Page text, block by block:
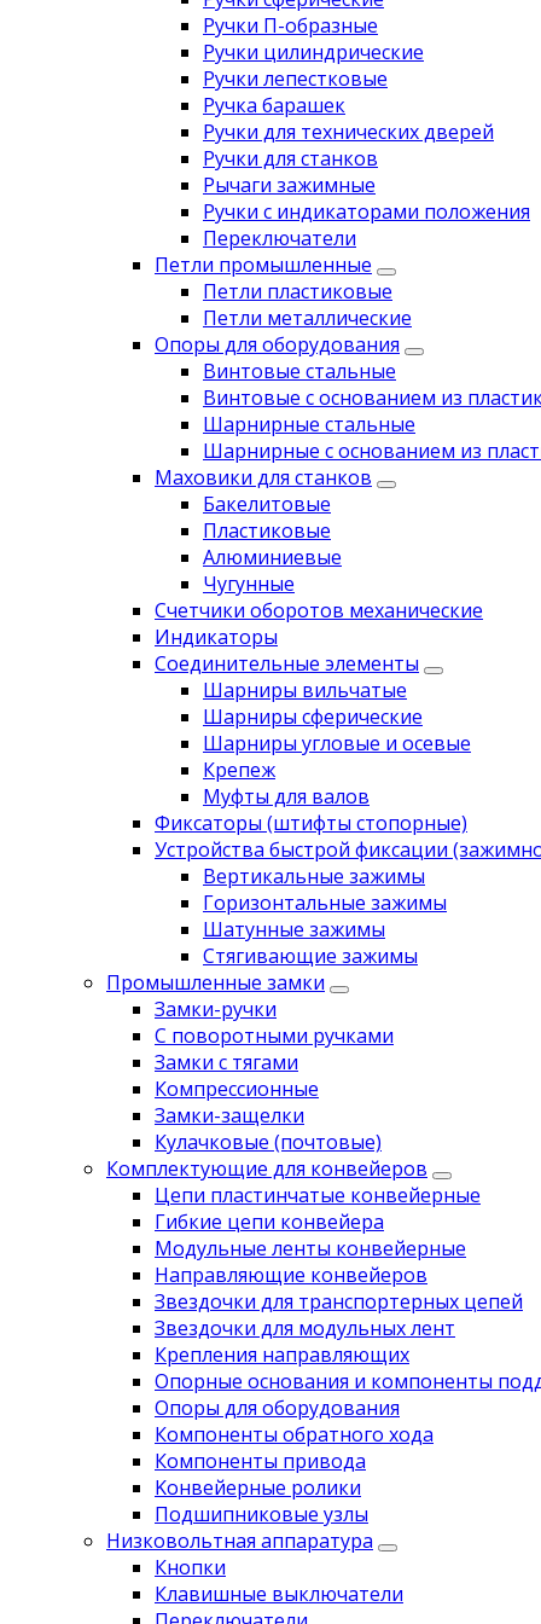
Ручки П-образные
Ручки цилиндрические
Ручки лепестковые
Ручка барашек
Ручки для технических дверей
Ручки для станков
Рычаги зажимные
Ручки с индикаторами положения
Переключатели
Петли промышленные
Петли пластиковые
Петли металлические
Опоры для оборудования
Винтовые стальные
Винтовые с основанием из
Шарнирные стальные
Шарнирные с основанием из
Маховики для станков
Бакелитовые
Пластиковые
Алюминиевые
Чугунные
Счетчики оборотов механические
Индикаторы
Соединительные элементы
Шарниры вильчатые
Шарниры сферические
Шарниры угловые и осевые
Крепеж
Муфты для валов
Фиксаторы (штифты стопорные)
Устройства быстрой фиксации
Вертикальные зажимы
Горизонтальные зажимы
Шатунные зажимы
Стягивающие зажимы
Промышленные замки
Замки-ручки
С поворотными ручками
Замки с тягами
Компрессионные
Замки-защелки
Кулачковые (почтовые)
Комплектующие для конвейеров
Цепи пластинчатые конвейерные
Гибкие цепи конвейера
Модульные ленты конвейерные
Направляющие конвейеров
Звездочки для транспортерных цепей
Звездочки для модульных лент
Крепления направляющих
Опорные основания и компоненты
Опоры для оборудования
Компоненты обратного хода
Компоненты привода
Koнвейерныe pолики
Подшипниковые узлы
Низковольтная аппаратура
Кнопки
Клавишные выключатели